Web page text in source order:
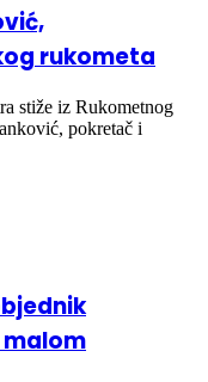
rukometa
stiže iz Rukometnog
pokretač i